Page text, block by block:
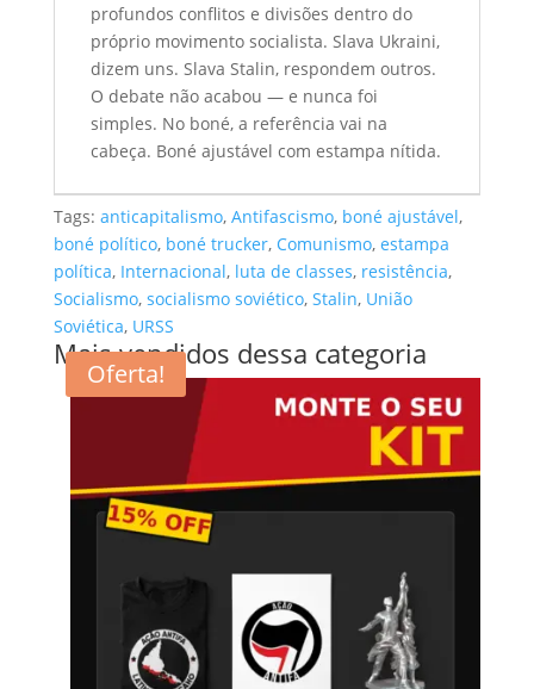
profundos conflitos e divisões dentro do
próprio movimento socialista. Slava Ukraini,
dizem uns. Slava Stalin, respondem outros.
O debate não acabou — e nunca foi
simples. No boné, a referência vai na
cabeça. Boné ajustável com estampa nítida.
Tags: anticapitalismo, Antifascismo, boné ajustável,
boné político, boné trucker, Comunismo, estampa
política, Internacional, luta de classes, resistência,
Socialismo, socialismo soviético, Stalin, União
Soviética, URSS
Mais vendidos dessa categoria
Oferta!